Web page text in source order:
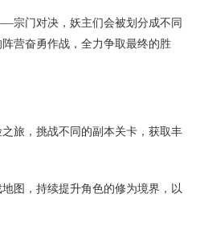
宗门对决，妖主们会被划分成不同
营奋勇作战，全力争取最终的胜
旅，挑战不同的副本关卡，获取丰
图，持续提升角色的修为境界，以